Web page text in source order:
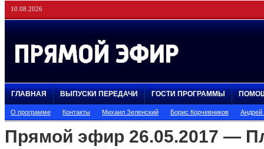
10.08.2026
ГЛАВНАЯ ВЫПУСКИ ПЕРЕДАЧИ ГОСТИ ПРОГРАММЫ
О программе Контакты Михаил Зеленский Борис Корчевников
Прямой эфир 26.05.2017 —